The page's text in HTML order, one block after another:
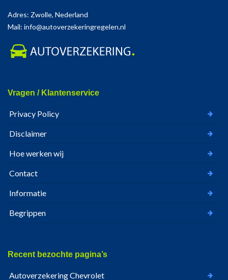
Adres: Zwolle, Nederland
Mail: info@autoverzekeringregelen.nl
Vragen / Klantenservice
Privacy Policy
Disclaimer
Hoe werken wij
Contact
Informatie
Begrippen
Recent bezochte pagina’s
Autoverzekering Chevrolet